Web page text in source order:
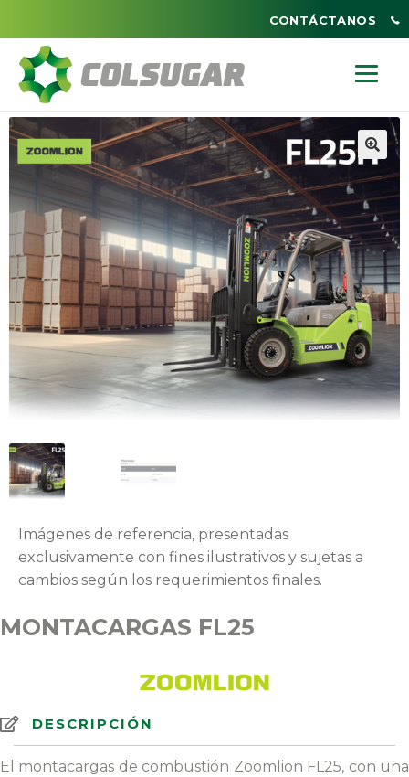
CONTÁCTANOS
Imágenes de referencia, presentadas
exclusivamente con fines ilustrativos y sujetas a
cambios según los requerimientos finales.
MONTACARGAS FL25
DESCRIPCIÓN
El montacargas de combustión Zoomlion FL25, con una